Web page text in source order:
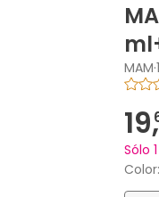
MAM·
19,
Sólo
Color: